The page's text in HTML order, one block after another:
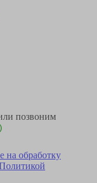
позвоним
на обработку